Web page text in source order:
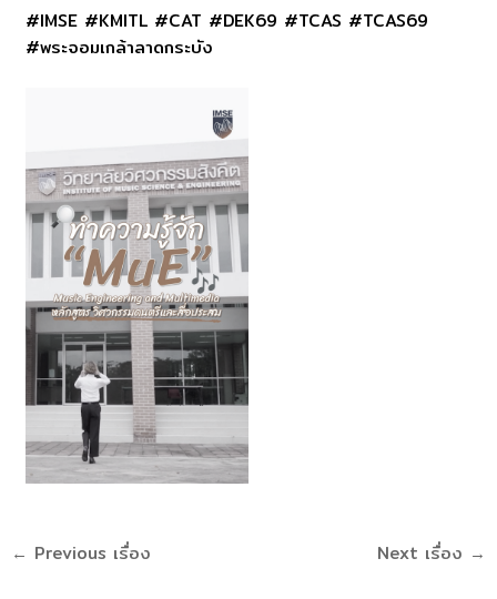
#IMSE #KMITL #CAT #DEK69 #TCAS #TCAS69
#พระจอมเกล้าลาดกระบัง
← Previous เรื่อง Next เรื่อง →